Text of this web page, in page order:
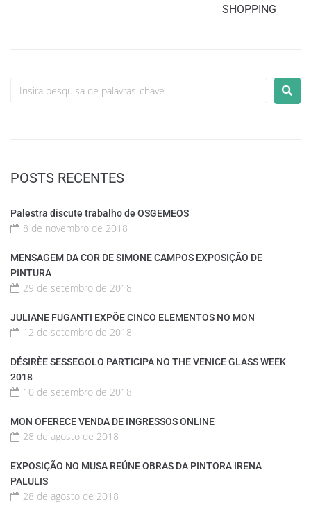
SHOPPING
POSTS RECENTES
Palestra discute trabalho de OSGEMEOS
8 de novembro de 2018
MENSAGEM DA COR DE SIMONE CAMPOS EXPOSIÇÃO DE
PINTURA
29 de setembro de 2018
JULIANE FUGANTI EXPÕE CINCO ELEMENTOS NO MON
12 de setembro de 2018
DÉSIRÈE SESSEGOLO PARTICIPA NO THE VENICE GLASS WEEK
2018
10 de setembro de 2018
MON OFERECE VENDA DE INGRESSOS ONLINE
28 de agosto de 2018
EXPOSIÇÃO NO MUSA REÚNE OBRAS DA PINTORA IRENA
PALULIS
28 de agosto de 2018